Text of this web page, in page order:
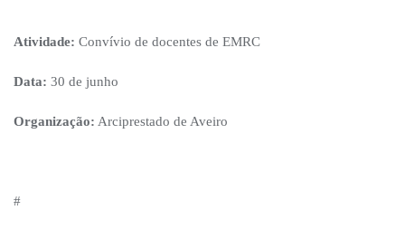
Atividade: Convívio de docentes de EMRC
Data: 30 de junho
Organização: Arciprestado de Aveiro
#